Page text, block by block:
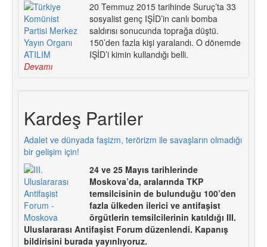
20 Temmuz 2015 tarihinde Suruç’ta 33
sosyalist genç IŞİD’in canlı bomba
saldırısı sonucunda toprağa düştü.
150’den fazla kişi yaralandı. O dönemde
IŞİD’i kimin kullandığı belli.
Devamı
Kardeş Partiler
Adalet ve dünyada faşizm, terörizm ile savaşların olmadığı
bir gelişim için!
24 ve 25 Mayıs tarihlerinde
Moskova’da, aralarında TKP
temsilcisinin de bulunduğu 100’den
fazla ülkeden ilerici ve antifaşist
örgütlerin temsilcilerinin katıldığı III.
Uluslararası Antifaşist Forum düzenlendi. Kapanış
bildirisini burada yayınlıyoruz.